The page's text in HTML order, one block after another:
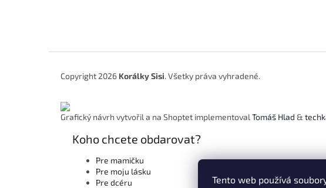
Tento web používá
Copyright 2026 Korálky Sisi. Všetky práva vyhradené.
Grafický návrh vytvořil a na Shoptet implementoval Tomáš Hlad &
Koho chcete obdarovat?
Pre mamičku
Pre moju lásku
Pre dcéru